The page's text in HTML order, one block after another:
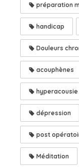
préparation
handicap
Douleurs
acouphènes
hyperacousie
dépression
post
Méditation